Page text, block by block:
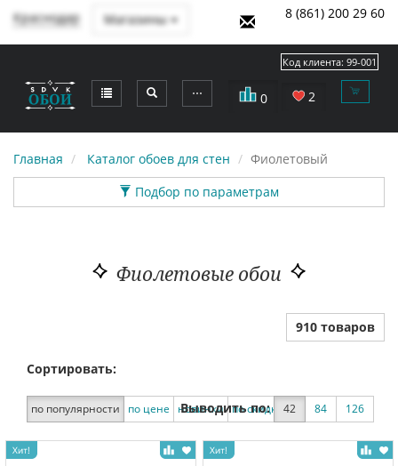
Краснодар Магазины 8 (861) 200 29 60
⋯ 0 2
Код клиента: 99-001
Главная Каталог обоев для стен
Фиолетовый
Подбор по параметрам
Фиолетовые обои
910 товаров
Сортировать:
по популярности по цене новинки по скидке
Выводить по: 42 84 126